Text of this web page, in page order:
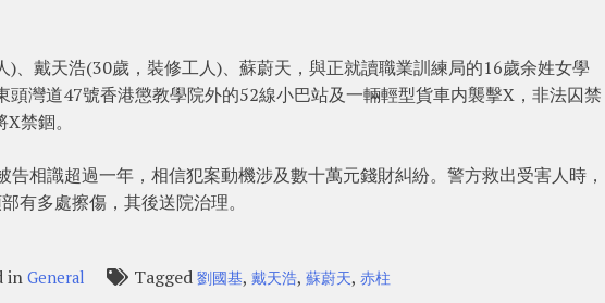
、戴天浩(30歲，裝修工人)、蘇蔚天，與正就讀職業訓練局的16歲余姓女學
灣道47號香港懲教學院外的52線小巴站及一輛輕型貨車内襲擊X，非法囚禁
禁錮。
相識超過一年，相信犯案動機涉及數十萬元錢財糾紛。警方救出受害人時，
有多處擦傷，其後送院治理。
inGeneral Tagged劉國基,戴天浩,蘇蔚天,赤柱